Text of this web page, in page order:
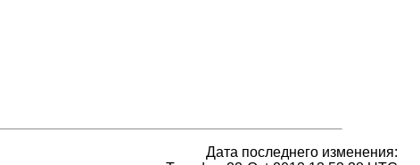
Дата последнего изменения: